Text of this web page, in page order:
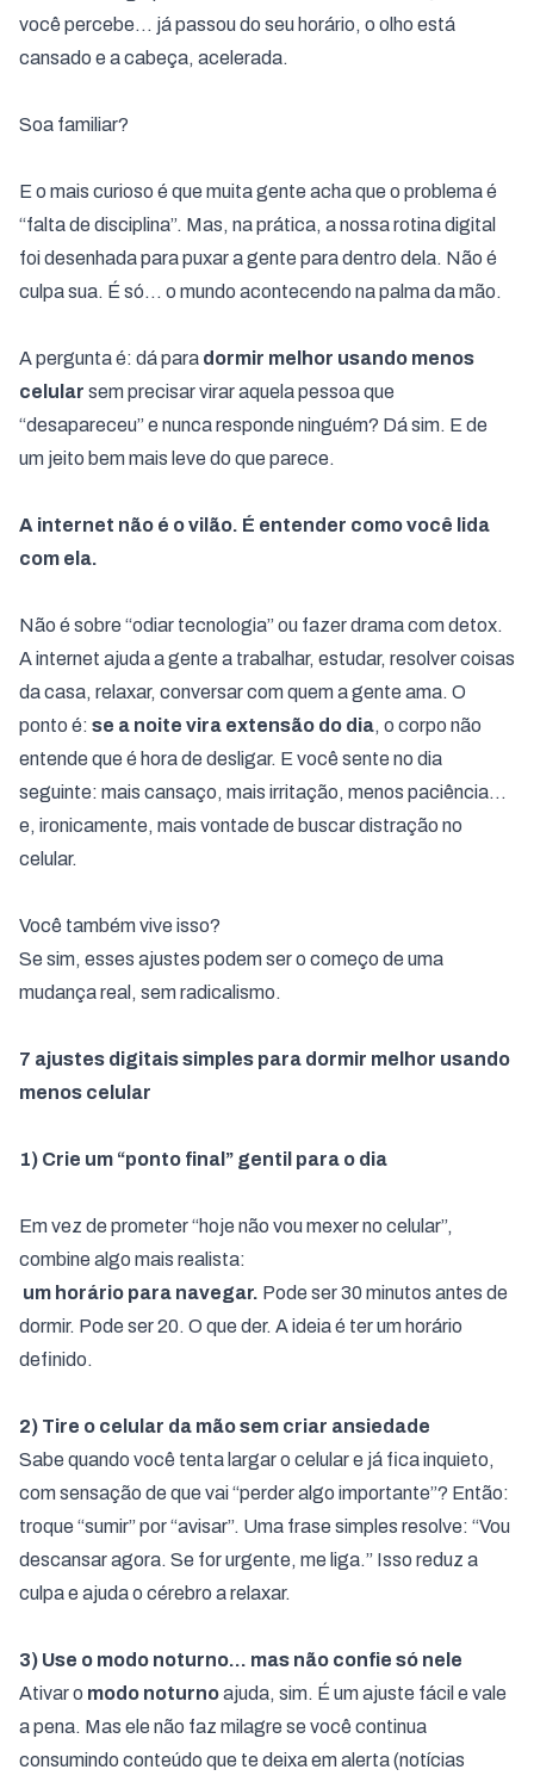
você percebe… já passou do seu horário, o olho está
cansado e a cabeça, acelerada.
Soa familiar?
E o mais curioso é que muita gente acha que o problema é
“falta de disciplina”. Mas, na prática, a nossa rotina digital
foi desenhada para puxar a gente para dentro dela. Não é
culpa sua. É só… o mundo acontecendo na palma da mão.
A pergunta é: dá para dormir melhor usando menos
celular sem precisar virar aquela pessoa que
“desapareceu” e nunca responde ninguém? Dá sim. E de
um jeito bem mais leve do que parece.
A internet não é o vilão. É entender como você lida
com ela.
Não é sobre “odiar tecnologia” ou fazer drama com detox.
A internet ajuda a gente a trabalhar, estudar, resolver coisas
da casa, relaxar, conversar com quem a gente ama. O
ponto é: se a noite vira extensão do dia, o corpo não
entende que é hora de desligar. E você sente no dia
seguinte: mais cansaço, mais irritação, menos paciência…
e, ironicamente, mais vontade de buscar distração no
celular.
Você também vive isso?
Se sim, esses ajustes podem ser o começo de uma
mudança real, sem radicalismo.
7 ajustes digitais simples para dormir melhor usando
menos celular
1) Crie um “ponto final” gentil para o dia
Em vez de prometer “hoje não vou mexer no celular”,
combine algo mais realista:
um horário para navegar. Pode ser 30 minutos antes de
dormir. Pode ser 20. O que der. A ideia é ter um horário
definido.
2) Tire o celular da mão sem criar ansiedade
Sabe quando você tenta largar o celular e já fica inquieto,
com sensação de que vai “perder algo importante”? Então:
troque “sumir” por “avisar”. Uma frase simples resolve: “Vou
descansar agora. Se for urgente, me liga.” Isso reduz a
culpa e ajuda o cérebro a relaxar.
3) Use o modo noturno… mas não confie só nele
Ativar o modo noturnoajuda, sim. É um ajuste fácil e vale
a pena. Mas ele não faz milagre se você continua
consumindo conteúdo que te deixa em alerta (notícias